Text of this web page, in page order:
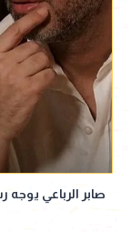
صابر الرباعي